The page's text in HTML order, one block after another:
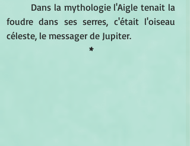
Dans la mythologie l'Aigle tenait la
foudre dans ses serres, c'était l'oiseau
céleste, le messager de Jupiter.
*